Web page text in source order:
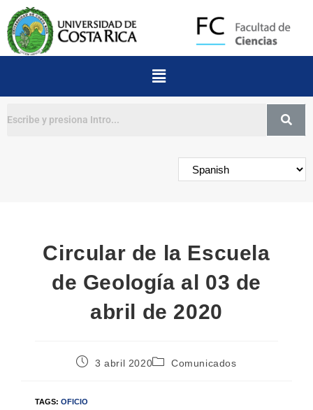
Circular de la Escuela
de Geología al 03 de
abril de 2020
3 abril 2020 Comunicados
TAGS: OFICIO